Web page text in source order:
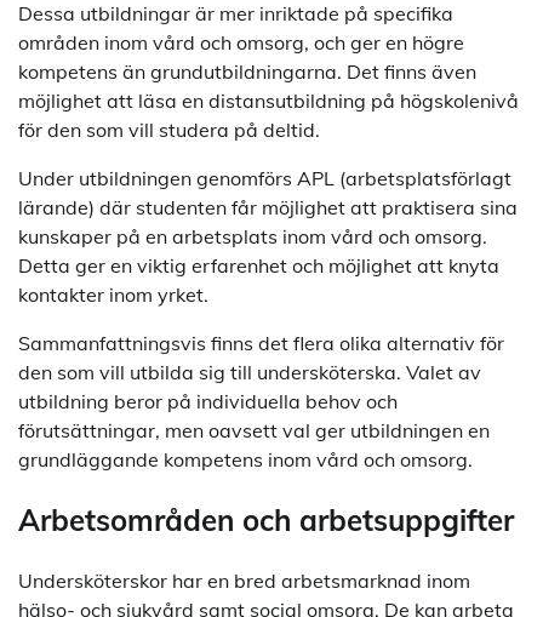
Dessa utbildningar är mer inriktade på specifika
områden inom vård och omsorg, och ger en högre
kompetens än grundutbildningarna. Det finns även
möjlighet att läsa en distansutbildning på högskolenivå
för den som vill studera på deltid.
Under utbildningen genomförs APL (arbetsplatsförlagt
lärande) där studenten får möjlighet att praktisera sina
kunskaper på en arbetsplats inom vård och omsorg.
Detta ger en viktig erfarenhet och möjlighet att knyta
kontakter inom yrket.
Sammanfattningsvis finns det flera olika alternativ för
den som vill utbilda sig till undersköterska. Valet av
utbildning beror på individuella behov och
förutsättningar, men oavsett val ger utbildningen en
grundläggande kompetens inom vård och omsorg.
Arbetsområden och arbetsuppgifter
Undersköterskor har en bred arbetsmarknad inom
hälso- och sjukvård samt social omsorg. De kan arbeta